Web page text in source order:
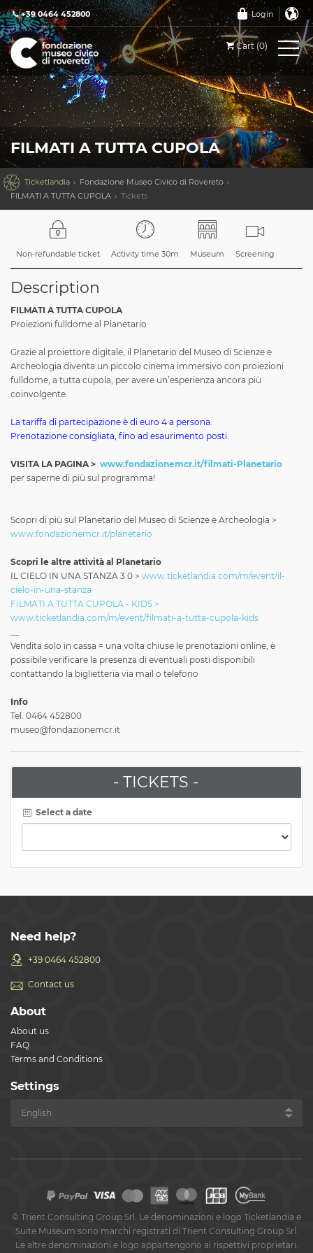
+39 0464 452800 Login
Cart (0)
FILMATI A TUTTA CUPOLA
 Ticketlandia
Fondazione Museo Civico di Rovereto
FILMATI A TUTTA CUPOLA
Tickets
Non-refundable ticket Activity time 30m Museum Screening
Description
FILMATI A TUTTA CUPOLA
Proiezioni fulldome al Planetario
Grazie al proiettore digitale, il Planetario del Museo di Scienze e
Archeologia diventa un piccolo cinema immersivo con proiezioni
fulldome, a tutta cupola, per avere un’esperienza ancora più
coinvolgente.
La tariffa di partecipazione è di euro 4 a persona.
Prenotazione consigliata, fino ad esaurimento posti.
VISITA LA PAGINA > www.fondazionemcr.it/filmati-Planetario
per saperne di più sul programma!
Scopri di più sul Planetario del Museo di Scienze e Archeologia >
www.fondazionemcr.it/planetario
Scopri le altre attività al Planetario
IL CIELO IN UNA STANZA 3.0 > www.ticketlandia.com/m/event/il-
cielo-in-una-stanza
FILMATI A TUTTA CUPOLA - KIDS >
www.ticketlandia.com/m/event/filmati-a-tutta-cupola-kids
Vendita solo in cassa = una volta chiuse le prenotazioni online, è
possibile verificare la presenza di eventuali posti disponibili
contattando la biglietteria via mail o telefono
Info
Tel. 0464 452800
museo@fondazionemcr.it
- TICKETS -
Select a date
Need help?
+39 0464 452800
Contact us
About
About us
FAQ
Terms and Conditions
Settings
© Trient Consulting Group Srl. Le denominazioni e logo Ticketlandia e
Suite Museum sono marchi registrati di Trient Consulting Group Srl.
Le altre denominazioni e logo appartengono ai rispettivi proprietari.